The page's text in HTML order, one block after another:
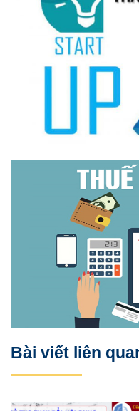
Bài viết liên